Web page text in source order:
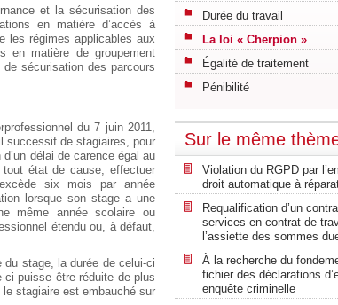
et la sécurisation des
en matière d’accès à
les régimes applicables aux
en matière de groupement
sécurisation des parcours
du 7 juin 2011,
successif de stagiaires, pour
délai de carence égal au
état de cause, effectuer
six mois par année
lorsque son stage a une
même année scolaire ou
étendu ou, à défaut,
du stage, la durée de celui-ci
ci puisse être réduite de plus
stagiaire est embauché sur
Durée du travail
La loi « Cherpion »
Égalité de traitement
Pénibilité
Sur le même
Violation du RGPD par
droit automatique à
Requalification d’un
services en contrat de
l’assiette des sommes
À la recherche du
fichier des déclarations
enquête criminelle